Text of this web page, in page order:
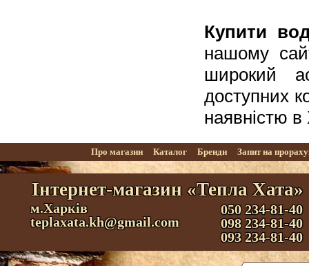
Купити
нашому
широкий
доступних
наявністю в
Про магазин Каталог Бренди Запит на
Інтернет-магазин «Тепла Хата»
м.Харків
teplaxata.kh@gmail.com
050 234-81-40
098 234-81-40
093 234-81-40